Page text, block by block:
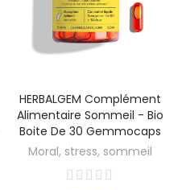
HERBALGEM Complément
Alimentaire Sommeil - Bio
Boite De 30 Gemmocaps
Moral, stress, sommeil